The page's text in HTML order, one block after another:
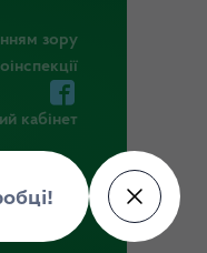
зору
кабінет